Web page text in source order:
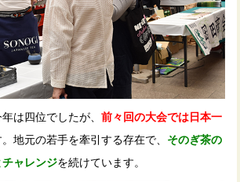
年は四位でしたが、前々回の大会では日本一
地元の若手を牽引する存在で、 そのぎ茶の
ャレンジを続けています。